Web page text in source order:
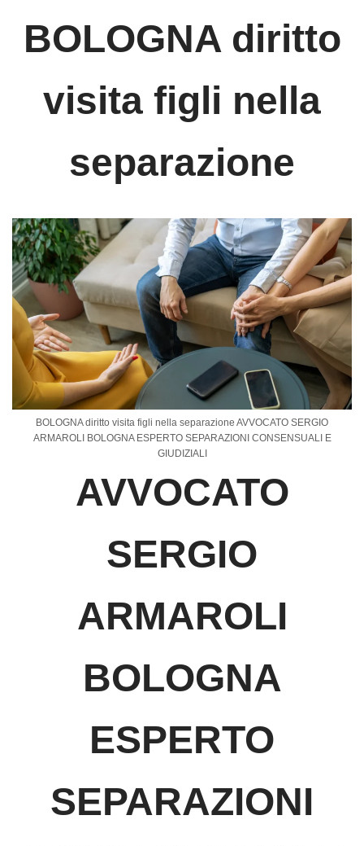
c
e
o
tt
er
at
s
A
p
ail
BOLOGNA diritto
visita figli nella
separazione
BOLOGNA diritto visita figli nella separazione AVVOCATO SERGIO
ARMAROLI BOLOGNA ESPERTO SEPARAZIONI CONSENSUALI E
GIUDIZIALI
AVVOCATO
SERGIO
ARMAROLI
BOLOGNA
ESPERTO
SEPARAZIONI